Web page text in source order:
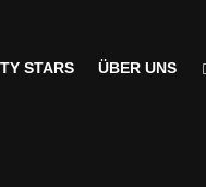
STARS ÜBER UNS